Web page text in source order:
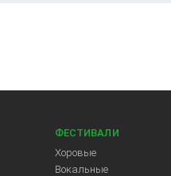
ФЕСТИВАЛИ
Хоровые
Вокальные